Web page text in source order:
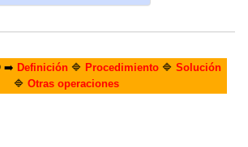
➡️ Definición🔷 Procedimiento🔷 Solución
🔷 Otras operaciones